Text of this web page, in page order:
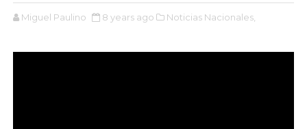
Miguel Paulino 8 years ago Noticias Nacionales,